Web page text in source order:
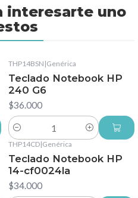
interesarte uno
THP14BSN |Genérica
Teclado Notebook HP
240 G6
$36.000
Cantidad
THP14CD|Genérica
Teclado Notebook HP
14-cf0024la
$34.000